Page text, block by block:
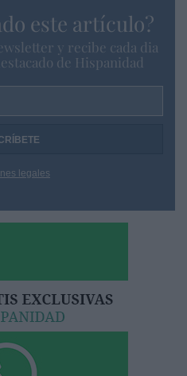
este artículo?
y recibe cada dia
de Hispanidad
legales